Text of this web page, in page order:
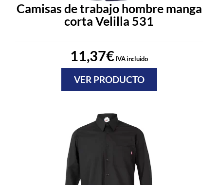
Camisas de trabajo hombre manga
corta Velilla 531
11,37€IVA incluido
VER PRODUCTO